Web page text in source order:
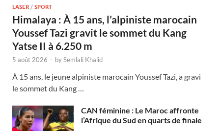
LASER / SPORT
Himalaya : À 15 ans, l’alpiniste marocain
Youssef Tazi gravit le sommet du Kang
Yatse II à 6.250 m
5 août 2026 - bySemlali Khalid
À 15 ans, le jeune alpiniste marocain Youssef Tazi, a gravi
le sommet du Kang …
CAN féminine : Le Maroc affronte
l’Afrique du Sud en quarts de finale